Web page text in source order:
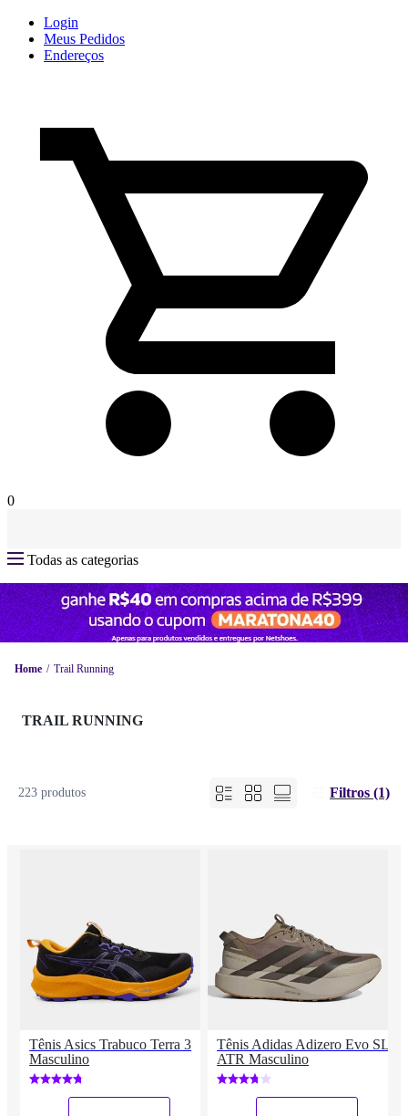
Login
Meus Pedidos
Endereços
0
Todas as categorias
Home Trail Running
TRAIL RUNNING
223 produtos Filtros (1)
Tênis Asics Trabuco Terra 3
Masculino
Tênis Adidas Adizero Evo SL
ATR Masculino